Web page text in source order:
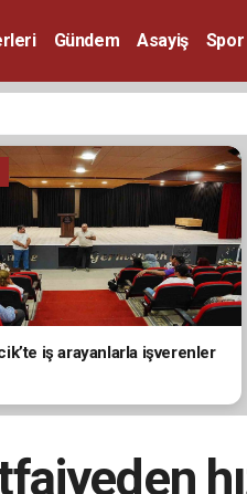
Gündem Asayiş Spor
iş arayanlarla işverenler